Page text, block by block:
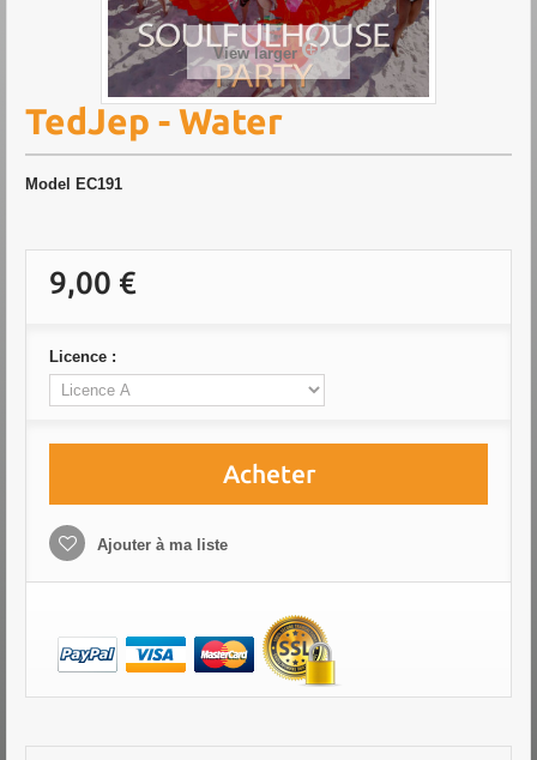
View larger
TedJep - Water
Model EC191
9,00 €
Licence :
Acheter
Ajouter à ma liste